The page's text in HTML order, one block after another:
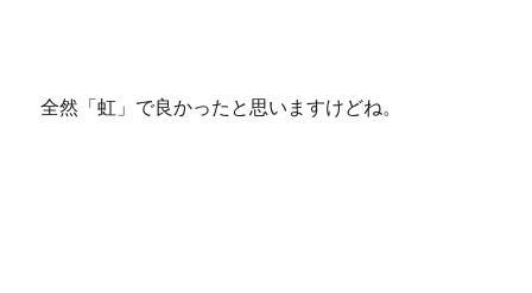
全然「虹」で良かったと思いますけどね。